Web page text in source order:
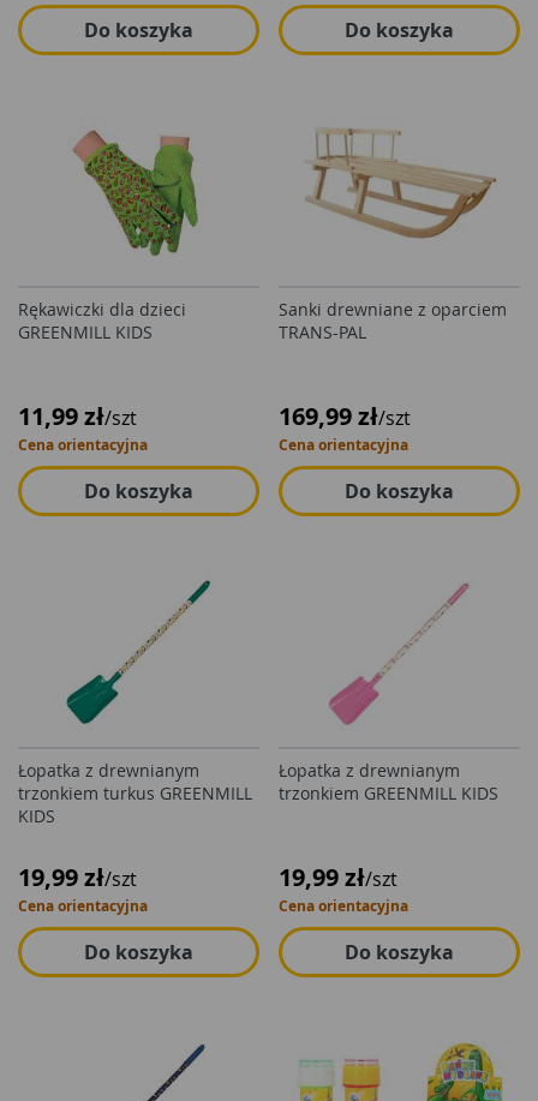
Do koszyka Do koszyka
Rękawiczki dla dzieci
GREENMILL KIDS
11,99 zł/szt
Cena orientacyjna
Do koszyka
Sanki drewniane z oparciem
TRANS-PAL
169,99 zł/szt
Cena orientacyjna
Do koszyka
Łopatka z drewnianym
trzonkiem turkus GREENMILL
KIDS
19,99 zł/szt
Cena orientacyjna
Do koszyka
Łopatka z drewnianym
trzonkiem GREENMILL KIDS
19,99 zł/szt
Cena orientacyjna
Do koszyka